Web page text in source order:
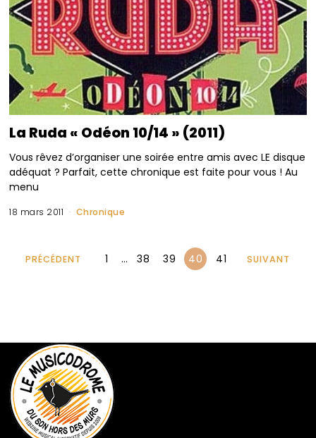
La Ruda « Odéon 10/14 » (2011)
Vous rêvez d’organiser une soirée entre amis avec LE disque
adéquat ? Parfait, cette chronique est faite pour vous ! Au
menu
18 mars 2011 Chronique
PRÉCÉDENT 1 … 38 39 40 41 SUIVANT